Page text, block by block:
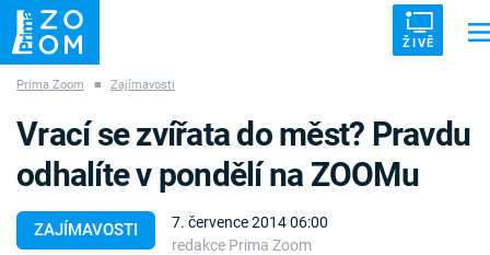
ŽIVĚ
VETŘELCI DÁVNOVĚKU
Prima Zoom ■ Zajímavosti
ZAJÍMAVOSTI
7. července 2014 06:00
redakce Prima Zoom
Vrací se zvířata do měst? Pravdu
odhalíte v pondělí na ZOOMu